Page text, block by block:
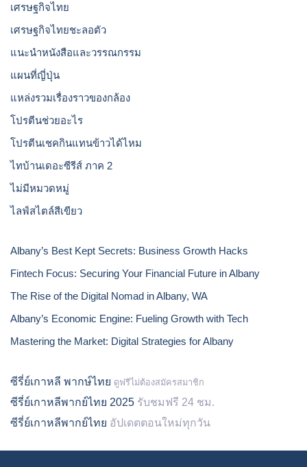
เศรษฐกิจไทย
เศรษฐกิจไทยชะลอตัว
แนะนำหนังสือและวรรณกรรม
แผนที่ญี่ปุ่น
แหล่งรวมเรื่องราวของกล้อง
โปรตีนช่วยอะไร
โปรตีนเชคกินแทนข้าวได้ไหม
ไทบ้านเดอะซีรีส์ ภาค 2
ไม่มีหมวดหมู่
ไลฟ์สไตล์สีเขียว
Albany’s Best Kept Secrets: Business Growth Hacks
Fintech Focus: Securing Your Financial Future in Albany
The Rise of the Digital Nomad in Albany, WA
Albany’s Economic Engine: Fueling Growth with Tech
Mastering the Market: Digital Strategies for Albany
ซีรี่ย์เกาหลี พากษ์ไทย ดูฟรีไม่ต้องสมัครสมาชิก
ซีรี่ย์เกาหลีพากย์ไทย 2025 รับชมฟรี 24 ชม.
ซีรี่ย์เกาหลีพากย์ไทย อัปเดตตอนใหม่ทุกวัน